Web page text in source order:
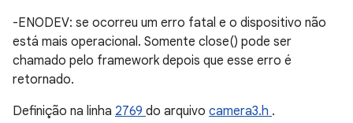
-ENODEV: se ocorreu um erro fatal e o dispositivo não
está mais operacional. Somente close() pode ser
chamado pelo framework depois que esse erro é
retornado.
Definição na linha 2769 do arquivo camera3.h .